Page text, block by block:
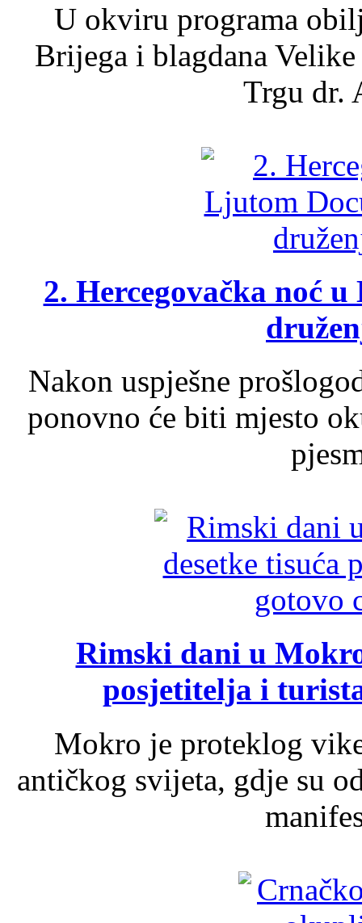
U okviru programa
Brijega i blagdana
Trgu dr.
2. Hercegovačka noć
Nakon uspješne
ponovno će biti mjesto
Rimski dani u
posjetitelja i
Mokro je proteklog
antičkog svijeta, gdje su